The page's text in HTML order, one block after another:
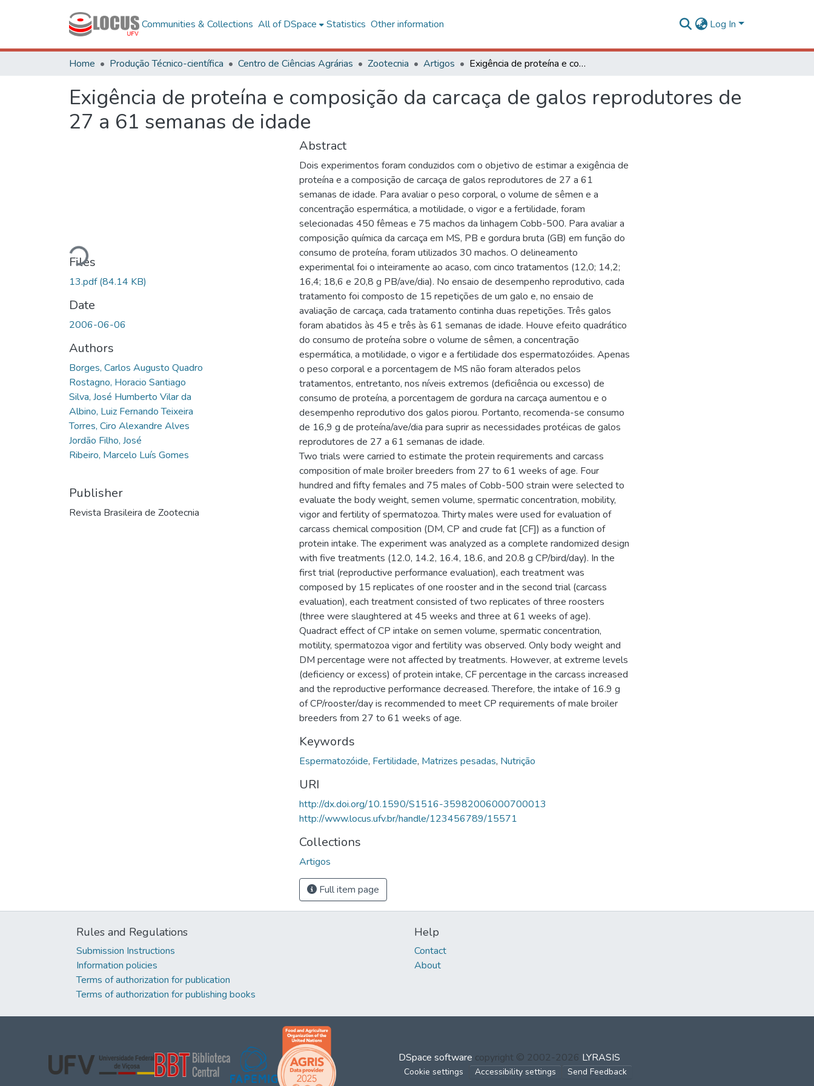
Communities & Collections All of DSpace Statistics Other information Log In
Home Produção Técnico-científica Centro de Ciências Agrárias Zootecnia Artigos Exigência de proteína e composição da carcaça de galos reprodutores de 27 a 61 semanas de idade
Exigência de proteína e composição da carcaça de galos reprodutores de
27 a 61 semanas de idade
Loading...
Files
13.pdf(84.14 KB)
Date
2006-06-06
Authors
Borges, Carlos Augusto Quadro
Rostagno, Horacio Santiago
Silva, José Humberto Vilar da
Albino, Luiz Fernando Teixeira
Torres, Ciro Alexandre Alves
Jordão Filho, José
Ribeiro, Marcelo Luís Gomes
Publisher
Revista Brasileira de Zootecnia
Abstract
Dois experimentos foram conduzidos com o objetivo de estimar a exigência de
proteína e a composição de carcaça de galos reprodutores de 27 a 61
semanas de idade. Para avaliar o peso corporal, o volume de sêmen e a
concentração espermática, a motilidade, o vigor e a fertilidade, foram
selecionadas 450 fêmeas e 75 machos da linhagem Cobb-500. Para avaliar a
composição química da carcaça em MS, PB e gordura bruta (GB) em função do
consumo de proteína, foram utilizados 30 machos. O delineamento
experimental foi o inteiramente ao acaso, com cinco tratamentos (12,0; 14,2;
16,4; 18,6 e 20,8 g PB/ave/dia). No ensaio de desempenho reprodutivo, cada
tratamento foi composto de 15 repetições de um galo e, no ensaio de
avaliação de carcaça, cada tratamento continha duas repetições. Três galos
foram abatidos às 45 e três às 61 semanas de idade. Houve efeito quadrático
do consumo de proteína sobre o volume de sêmen, a concentração
espermática, a motilidade, o vigor e a fertilidade dos espermatozóides. Apenas
o peso corporal e a porcentagem de MS não foram alterados pelos
tratamentos, entretanto, nos níveis extremos (deficiência ou excesso) de
consumo de proteína, a porcentagem de gordura na carcaça aumentou e o
desempenho reprodutivo dos galos piorou. Portanto, recomenda-se consumo
de 16,9 g de proteína/ave/dia para suprir as necessidades protéicas de galos
reprodutores de 27 a 61 semanas de idade.
Two trials were carried to estimate the protein requirements and carcass
composition of male broiler breeders from 27 to 61 weeks of age. Four
hundred and fifty females and 75 males of Cobb-500 strain were selected to
evaluate the body weight, semen volume, spermatic concentration, mobility,
vigor and fertility of spermatozoa. Thirty males were used for evaluation of
carcass chemical composition (DM, CP and crude fat [CF]) as a function of
protein intake. The experiment was analyzed as a complete randomized design
with five treatments (12.0, 14.2, 16.4, 18.6, and 20.8 g CP/bird/day). In the
first trial (reproductive performance evaluation), each treatment was
composed by 15 replicates of one rooster and in the second trial (carcass
evaluation), each treatment consisted of two replicates of three roosters
(three were slaughtered at 45 weeks and three at 61 weeks of age).
Quadract effect of CP intake on semen volume, spermatic concentration,
motility, spermatozoa vigor and fertility was observed. Only body weight and
DM percentage were not affected by treatments. However, at extreme levels
(deficiency or excess) of protein intake, CF percentage in the carcass increased
and the reproductive performance decreased. Therefore, the intake of 16.9 g
of CP/rooster/day is recommended to meet CP requirements of male broiler
breeders from 27 to 61 weeks of age.
Keywords
Espermatozóide, Fertilidade, Matrizes pesadas, Nutrição
URI
http://dx.doi.org/10.1590/S1516-35982006000700013
http://www.locus.ufv.br/handle/123456789/15571
Collections
Artigos
Full item page
Rules and Regulations
Submission Instructions
Information policies
Terms of authorization for publication
Terms of authorization for publishing books
Help
Contact
About
DSpace software copyright © 2002-2026 LYRASIS
Cookie settings Accessibility settings Send Feedback